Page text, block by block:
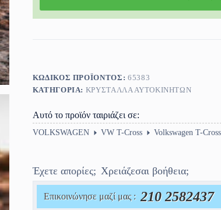
ΚΩΔΙΚΌΣ ΠΡΟΪΌΝΤΟΣ: 65383
ΚΑΤΗΓΟΡΊΑ: ΚΡΎΣΤΑΛΛΑ ΑΥΤΟΚΙΝΉΤΩΝ
Αυτό το προϊόν ταιριάζει σε:
VOLKSWAGEN VW T-Cross Volkswagen T-
Έχετε απορίες; Χρειάζεσαι βοήθεια;
Επικοινώνησε μαζί μας : 210 2582437